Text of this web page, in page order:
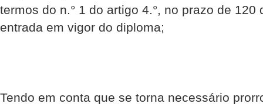
termos do n.° 1 do artigo 4.°, no prazo de
entrada em vigor do diploma;
Tendo em conta que se torna necessário